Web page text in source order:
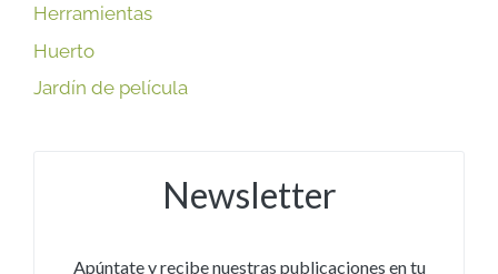
Herramientas
Huerto
Jardín de película
Newsletter
Apúntate y recibe nuestras publicaciones en tu